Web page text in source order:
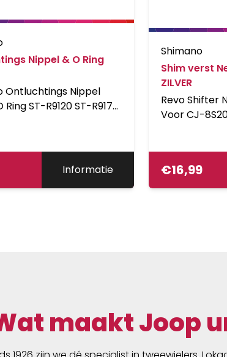
Nippel & O Ring
Ontluchtings Nippel
ST-R9120 ST-R9170
Informatie
Shimano
Shim verst
ZILVER
Revo Shifter
Voor CJ-
€16,99
maakt Joop